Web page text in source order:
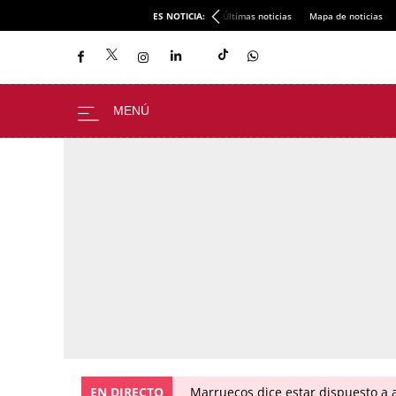
ES NOTICIA: Últimas noticias Mapa de noticias
EN DIRECTO Marruecos dice estar dispuesto a